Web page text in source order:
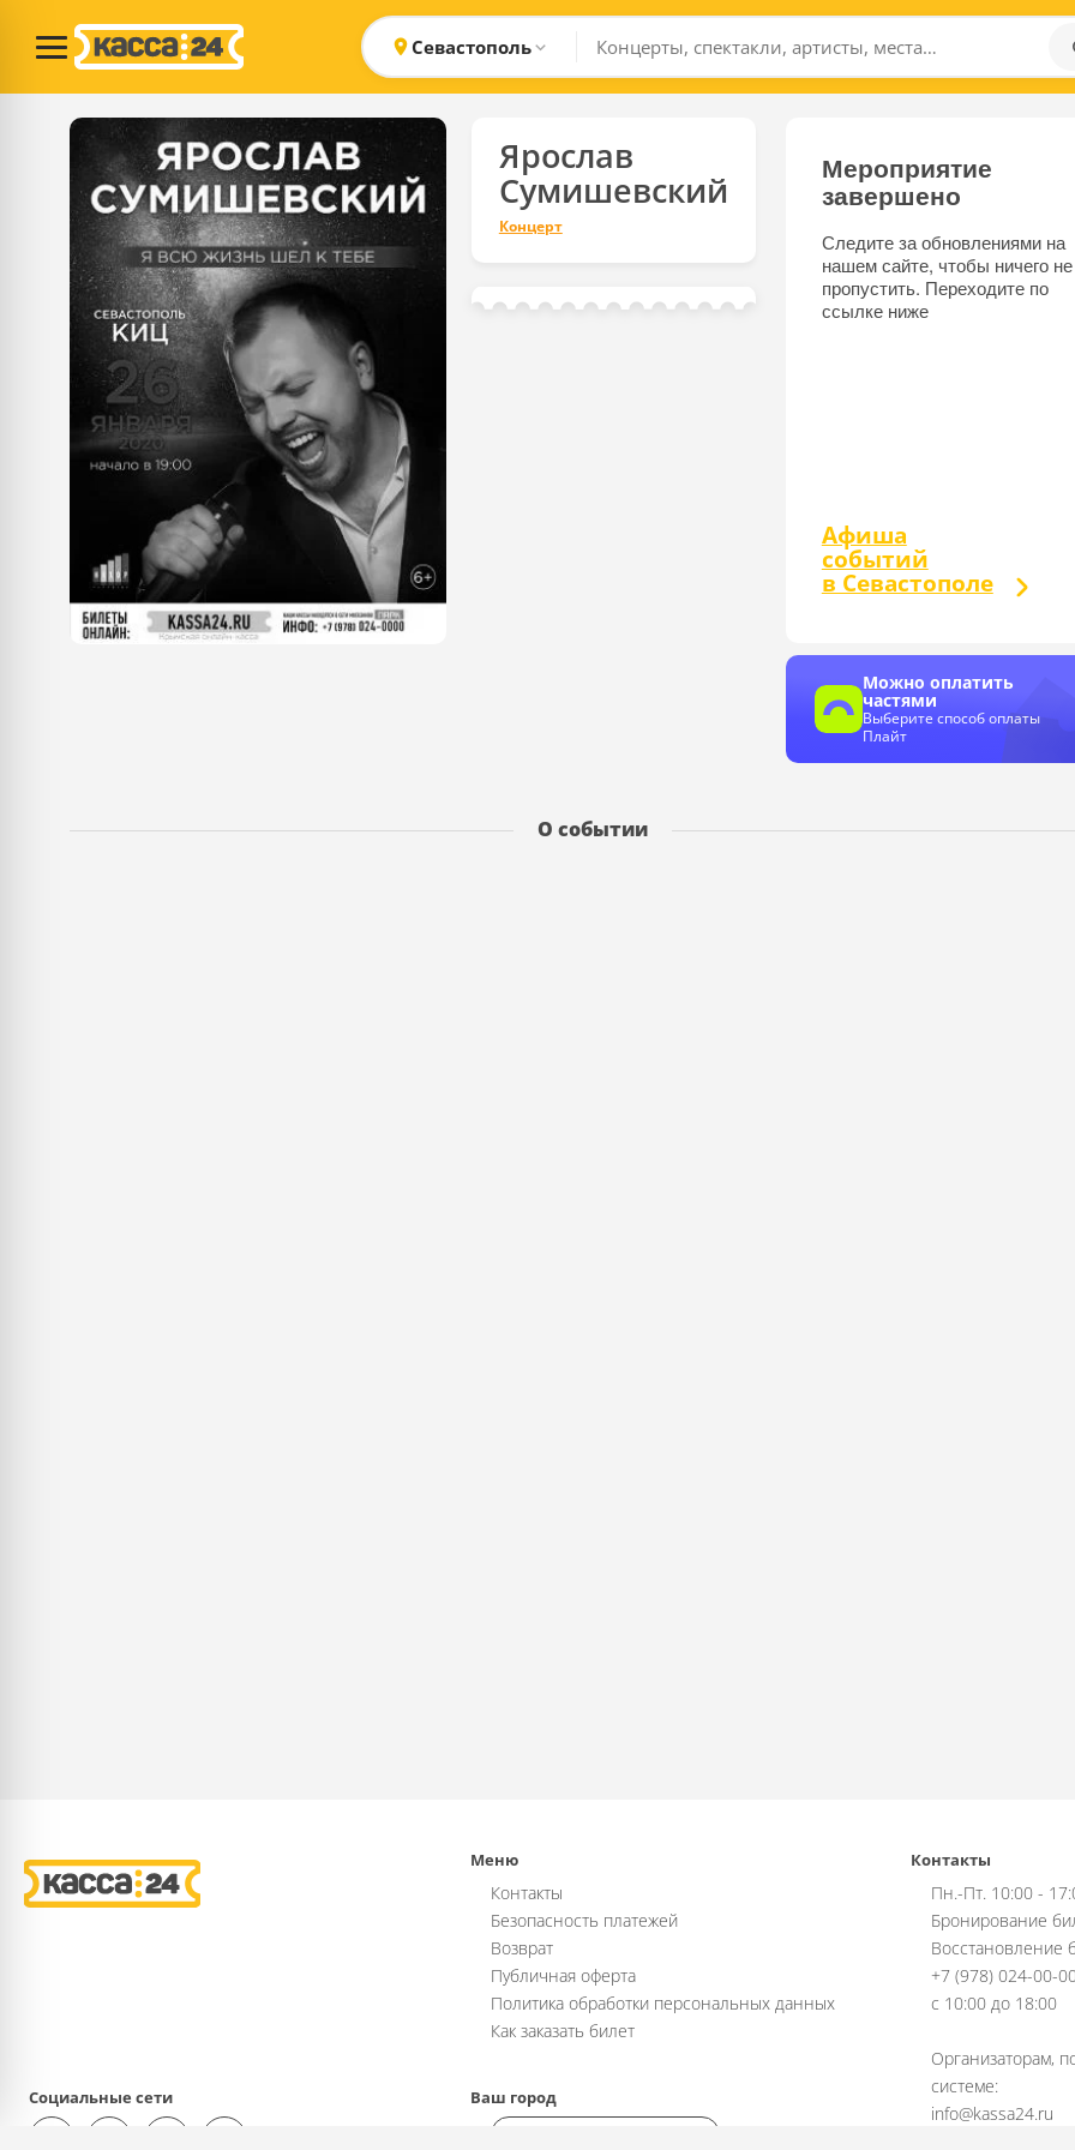
Севастополь
Ярослав
Сумишевский
Концерт
Мероприятие
завершено
Следите за обновлениями на
нашем сайте, чтобы ничего не
пропустить. Переходите по
ссылке ниже
Афиша
событий
в Севастополе
Можно оплатить
частями
Выберите способ оплаты
Плайт
О событии
Меню
Контакты
Безопасность платежей
Возврат
Публичная оферта
Политика обработки персональных данных
Как заказать билет
Контакты
Пн.-Пт. 10:00 -
Бронирование
Восстановление
+7 (978) 024-00-
с 10:00 до 18:00
Организаторам,
системе:
info@kassa24.ru
Социальные сети Ваш город